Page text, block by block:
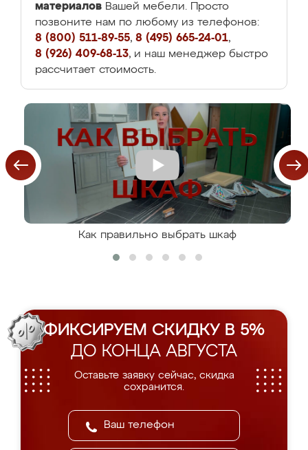
материалов Вашей мебели. Просто
позвоните нам по любому из телефонов:
8 (800) 511-89-55, 8 (495) 665-24-01,
8 (926) 409-68-13, и наш менеджер быстро
рассчитает стоимость.
Как правильно выбрать шкаф
ФИКСИРУЕМ СКИДКУ В 5%
ДО КОНЦА АВГУСТА
Оставьте заявку сейчас, скидка
сохранится.